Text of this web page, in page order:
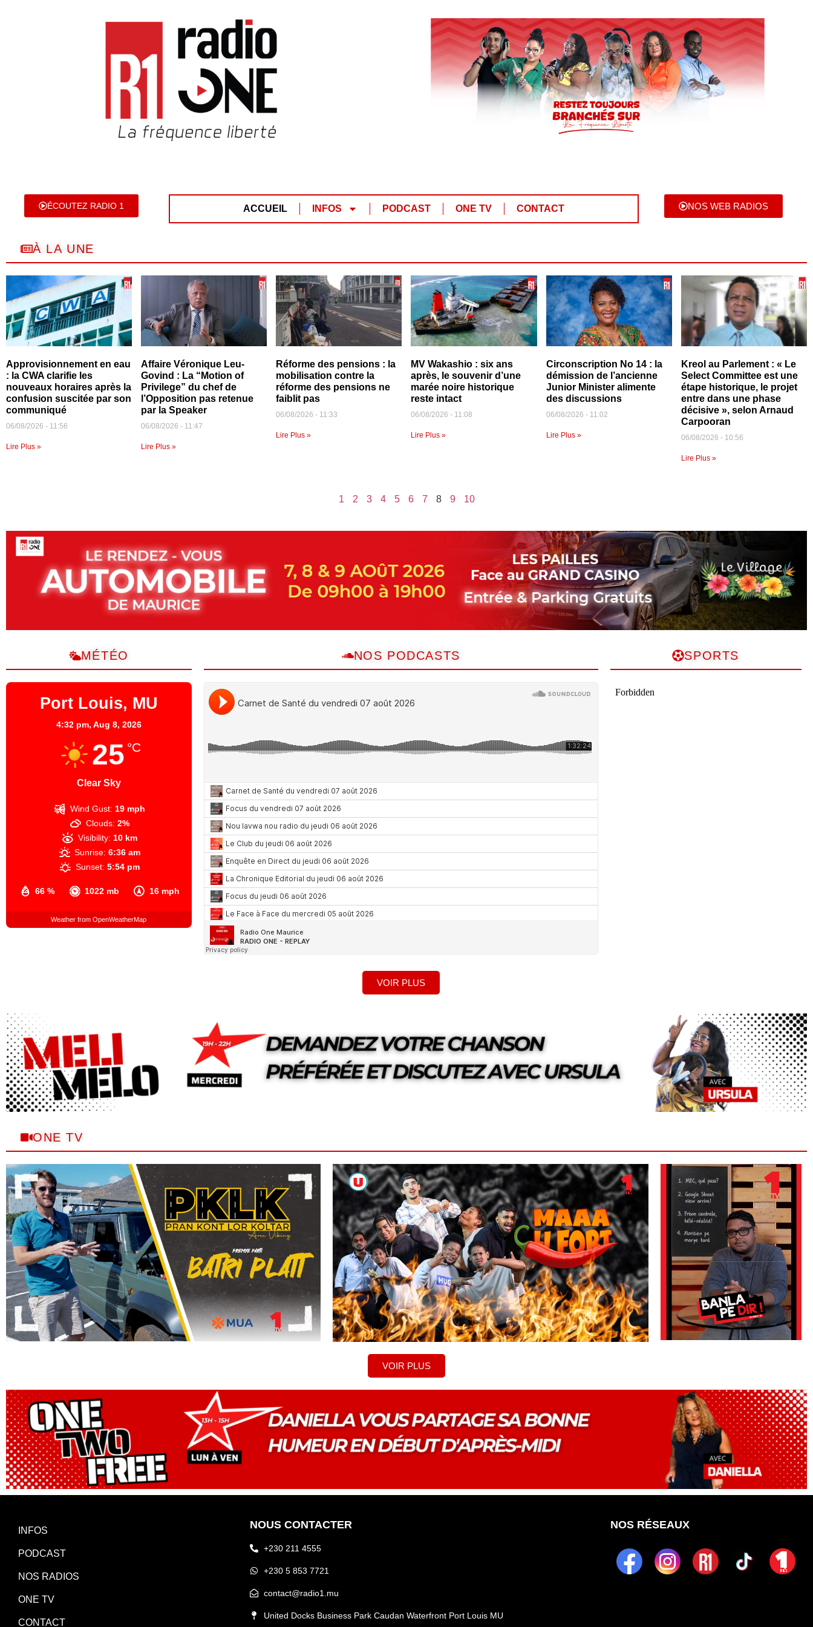
ÉCOUTEZ RADIO 1 ACCUEIL INFOS PODCAST ONE TV CONTACT NOS WEB RADIOS
À LA UNE
Approvisionnement en eau
: la CWA clarifie les
nouveaux horaires après la
confusion suscitée par son
communiqué
06/08/2026 11:56
Lire Plus »
Affaire Véronique Leu-
Govind : La “Motion of
Privilege” du chef de
l’Opposition pas retenue
par la Speaker
06/08/2026 11:47
Lire Plus »
Réforme des pensions : la
mobilisation contre la
réforme des pensions ne
faiblit pas
06/08/2026 11:33
Lire Plus »
MV Wakashio : six ans
après, le souvenir d’une
marée noire historique
reste intact
06/08/2026 11:08
Lire Plus »
Circonscription No 14 : la
démission de l’ancienne
Junior Minister alimente
des discussions
06/08/2026 11:02
Lire Plus »
Kreol au Parlement : « Le
Select Committee est une
étape historique, le projet
entre dans une phase
décisive », selon Arnaud
Carpooran
06/08/2026 10:56
Lire Plus »
1 2 3 4 5 6 7 8 9 10
MÉTÉO
Port Louis, MU
4:32 pm, Aug 8, 2026
25 °C
Clear Sky
66 % 1022 mb 16 mph
Wind Gust: 19 mph
Clouds: 2%
Visibility: 10 km
Sunrise: 6:36 am
Sunset: 5:54 pm
Weather from OpenWeatherMap
NOS PODCASTS
VOIR PLUS
SPORTS
ONE TV
VOIR PLUS
INFOS
PODCAST
NOS RADIOS
ONE TV
CONTACT
NOUS CONTACTER
+230 211 4555
+230 5 853 7721
contact@radio1.mu
United Docks Business Park Caudan Waterfront Port Louis MU
NOS RÉSEAUX